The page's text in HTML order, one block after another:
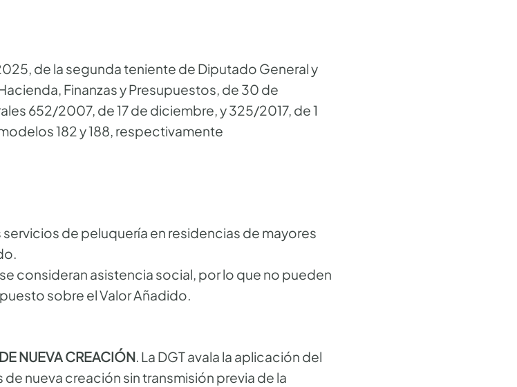
de la segunda teniente de Diputado General y
Finanzas y Presupuestos, de 30 de
652/2007, de 17 de diciembre, y 325/2017, de 1
modelos 182 y 188, respectivamente
servicios de peluquería en residencias de mayores
consideran asistencia social, por lo que no pueden
sobre el Valor Añadido.
NUEVA CREACIÓN. La DGT avala la aplicación del
nueva creación sin transmisión previa de la